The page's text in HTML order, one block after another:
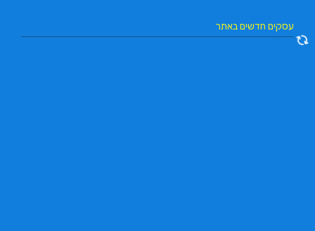
עסקים חדשים באתר